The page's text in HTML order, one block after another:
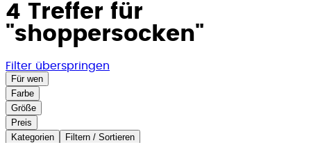
4 Treffer für
"shoppersocken"
Filter überspringen
Für wen
Farbe
Größe
Preis
Kategorien
Filtern / Sortieren